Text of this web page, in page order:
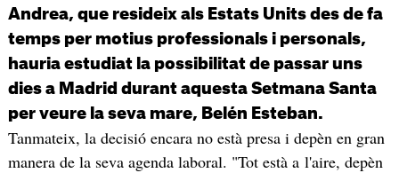
Andrea, que resideix als Estats Units des de fa
temps per motius professionals i personals,
hauria estudiat la possibilitat de passar uns
dies a Madrid durant aquesta Setmana Santa
per veure la seva mare, Belén Esteban.
Tanmateix, la decisió encara no està presa i depèn en gran
manera de la seva agenda laboral. "Tot està a l'aire, depèn